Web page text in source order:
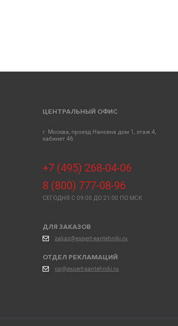
ЦЕНТРАЛЬНЫЙ ОФИС
г. Москва, проезд Нансена дом 1, этаж 4,
кабинет 46
+7 (495) 268-04-06
8 (800) 777-08-96
СЕГОДНЯ C 09:00 ДО 21:00 ПО МСК
ДЛЯ ЗАКАЗОВ
zakaz@expert-santehniki.ru
ОТДЕЛ РЕКЛАМАЦИЙ
op@expert-santehniki.ru